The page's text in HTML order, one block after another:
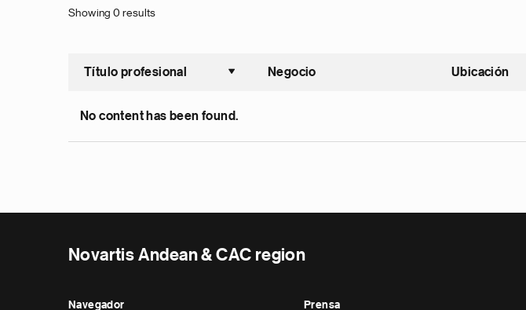
Showing 0 results
Título profesional
Ordenar ascendente
Negocio Ubicación
No content has been found.
Novartis Andean & CAC region
Navegador Prensa